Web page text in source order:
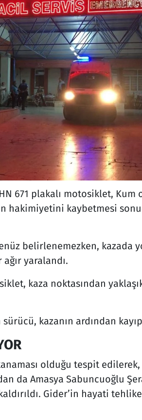
671 plakalı motosiklet, Kum
hakimiyetini kaybetmesi
belirlenemezken, kazada
yaralandı.
kaza noktasından
kazanın ardından
olduğu tespit
da Amasya Sabuncuoğlu
Gider’in hayati